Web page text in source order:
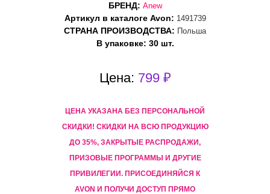
БРЕНД: Anew
Артикул в каталоге Avon: 1491739
СТРАНА ПРОИЗВОДСТВА: Польша
В упаковке: 30 шт.
Цена: 799 ₽
ЦЕНА УКАЗАНА БЕЗ ПЕРСОНАЛЬНОЙ
СКИДКИ! CКИДКИ НА ВСЮ ПРОДУКЦИЮ
ДО 35%, ЗАКРЫТЫЕ РАСПРОДАЖИ,
ПРИЗОВЫЕ ПРОГРАММЫ И ДРУГИЕ
ПРИВИЛЕГИИ. ПРИСОЕДИНЯЙСЯ К
AVON И ПОЛУЧИ ДОСТУП ПРЯМО